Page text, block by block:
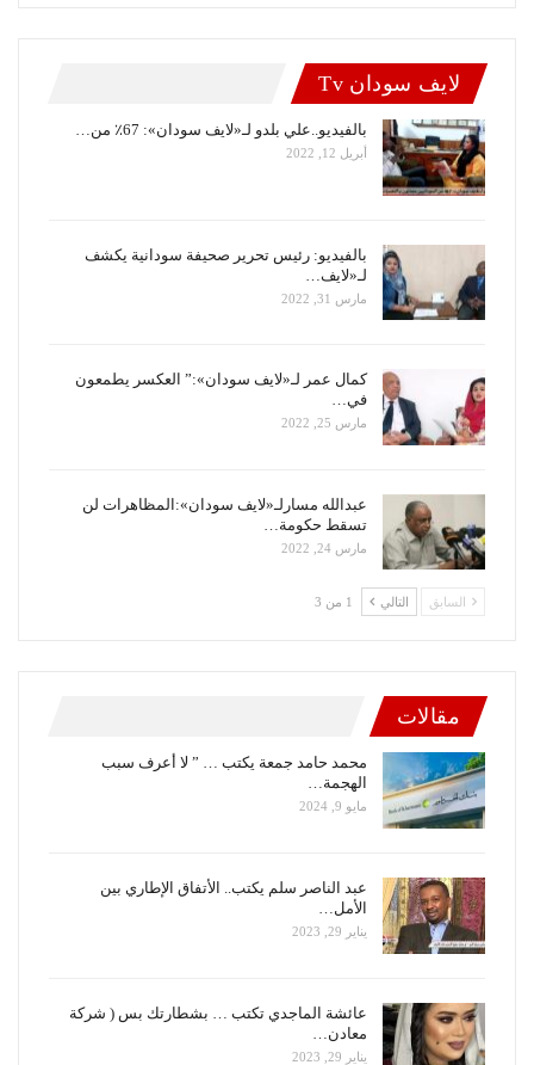
لايف سودان Tv
بالفيديو..علي بلدو لـ«لايف سودان»: 67٪ من…
أبريل 12, 2022
بالفيديو: رئيس تحرير صحيفة سودانية يكشف
لـ«لايف…
مارس 31, 2022
كمال عمر لـ«لايف سودان»:” العكسر يطمعون
في…
مارس 25, 2022
عبدالله مسارلـ«لايف سودان»:المظاهرات لن
تسقط حكومة…
مارس 24, 2022
السابق التالي 1 من 3
مقالات
محمد حامد جمعة يكتب … ” لا أعرف سبب
الهجمة…
مايو 9, 2024
عبد الناصر سلم يكتب.. الأتفاق الإطاري بين
الأمل…
يناير 29, 2023
عائشة الماجدي تكتب … بشطارتك بس ( شركة
معادن…
يناير 29, 2023